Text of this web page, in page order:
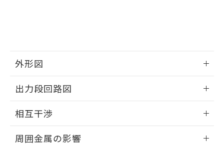
外形図
外形図
出力段回路図
出力段回路図
相互干渉
周囲金属の影響
※本証明書は発行日時点で非含有を証明す
るもので、過去に遡って非含有を証明する
ものではありません。
また、RoHS指令のフタル酸エステル類４
物質の対応では、対応完了までの期間は出
欄に対応日を記載しておりました。
既に当社にて対応品への在庫切替を完了
していることから、特段のことがない限